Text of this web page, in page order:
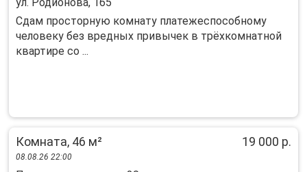
Сдам просторную комнату платежеспособному
человеку без вредных привычек в трёхкомнатной
квартире со ...
Комната, 46 м² 19 000 р.
08.08.26 22:00